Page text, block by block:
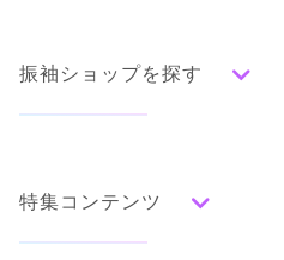
振袖ショップを探す
みんなの振袖ランキングトップ
色別ランキング
口コミから探す
特集コンテンツ